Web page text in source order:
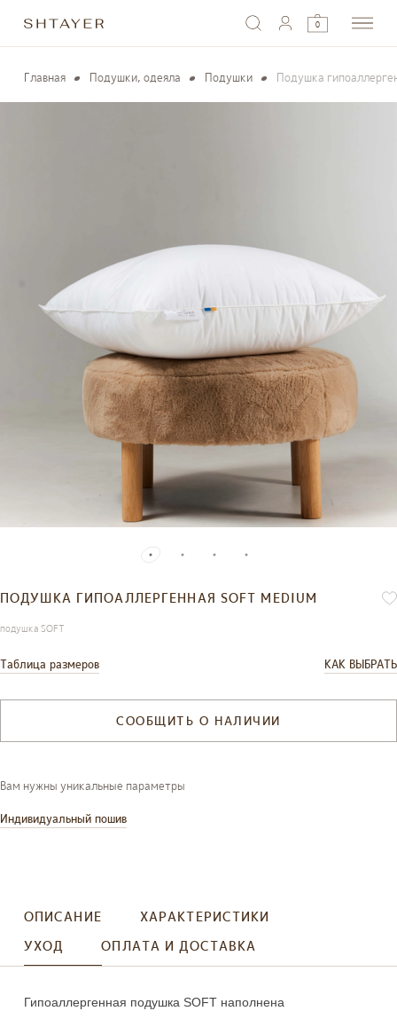
0
Главная Подушки, одеяла Подушки Подушка
ПОДУШКА ГИПОАЛЛЕРГЕННАЯ SOFT MEDIUM
подушка SOFT
Таблица размеров КАК ВЫБРАТЬ
СООБЩИТЬ О НАЛИЧИИ
Вам нужны уникальные параметры
Индивидуальный пошив
ОПИСАНИЕ
ХАРАКТЕРИСТИКИ
УХОД
ОПЛАТА И ДОСТАВКА
Гипоаллергенная подушка SOFT наполнена